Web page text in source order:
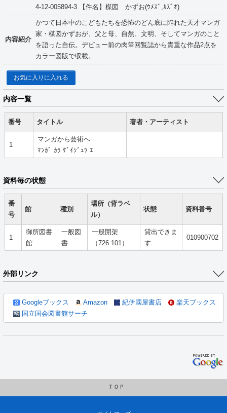
4-12-005894-3 【件名】楳図 かずお(ｳﾒｽﾞ,ｶｽﾞｵ)
内容紹介
かつて日本中のこどもたちを恐怖のどん底に陥れた天才マンガ
家・楳図かずおが、父と母、自然、文明、そしてマンガのこと
を語った自伝。デビュー前の肉筆回覧誌から貴重な作品2点を
カラー図版で収載。
お気に入りに入れる
内容一覧
番号 タイトル 著者・アーティスト
1
マンガから芸術へ
ﾏﾝｶﾞ ｶﾗ ｹﾞｲｼﾞｭﾂ ｴ
資料毎の状態
番
号
館 種別
場所（背ラベ
ル）
状態 資料番号
1
御所図書
館
一般図
書
一般開架
（726.101）
貸出できま
す
010900702
外部リンク
Googleブックス Amazon 紀伊國屋書店
楽天ブックス
国立国会図書館サーチ
ＴＯＰ